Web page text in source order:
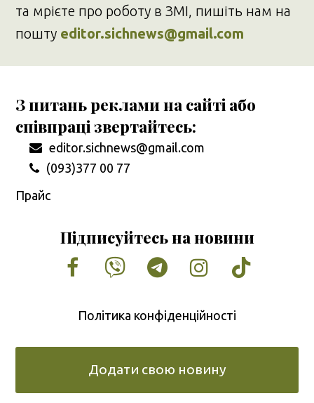
та мрієте про роботу в ЗМІ, пишіть нам на
пошту editor.sichnews@gmail.com
З питань реклами на сайті або
співпраці звертайтесь:
editor.sichnews@gmail.com
(093)377 00 77
Прайс
Підписуйтесь на новини
Facebook
VimeoTumblrInstagram
Tiktok
Політика конфіденційності
Додати свою новину